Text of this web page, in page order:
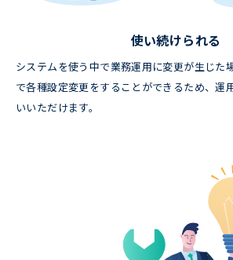
使い続けられる
システムを使う中で業務運用に変更が生じた
で各種設定変更をすることができるため、運
いいただけます。